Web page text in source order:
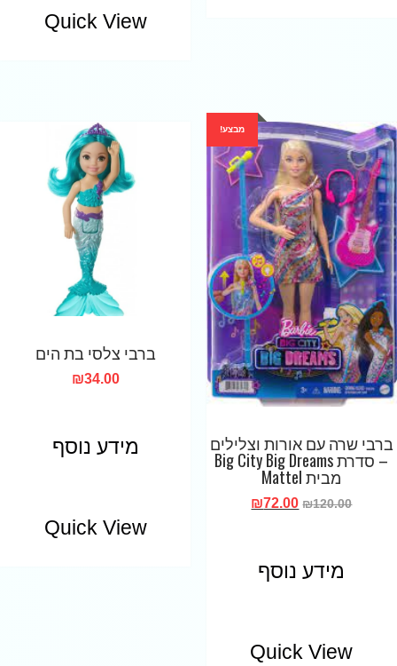
Quick View
מבצע!
ברבי שרה עם אורות וצלילים
– סדרת Big City Big Dreams
מבית Mattel
₪120.00
₪72.00
מידע נוסף
Quick View
ברבי צלסי בת הים
₪34.00
מידע נוסף
Quick View